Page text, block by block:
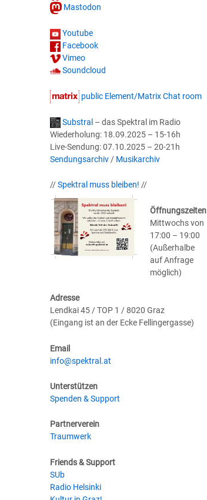
Mastodon
Youtube
Facebook
Vimeo
Soundcloud
public Element/Matrix Chat room
Substral – das Spektral im Radio
Wiederholung: 18.09.2025 – 15-16h
Live-Sendung: 07.10.2025 – 20-21h
Sendungsarchiv/ Musikarchiv
//Spektral muss bleiben! //
Öffnungszeiten
Mittwochs von
17:00 – 19:00
(Außerhalbe
auf Anfrage
möglich)
Adresse
Lendkai 45 / TOP 1 / 8020 Graz
(Eingang ist an der Ecke Fellingergasse)
Email
info@spektral.at
Unterstützen
Spenden & Support
Partnerverein
Traumwerk
Friends & Support
SUb
Radio Helsinki